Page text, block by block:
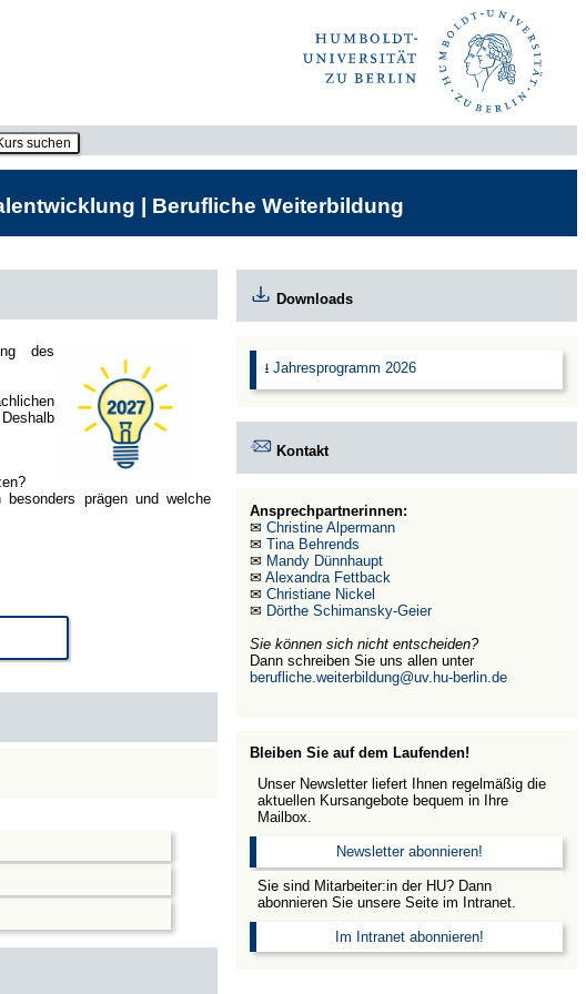
| Berufliche Weiterbildung
des
prägen und welche
Downloads
⭳ Jahresprogramm 2026
Kontakt
Ansprechpartnerinnen:
✉Christine Alpermann
✉Tina Behrends
✉ Mandy Dünnhaupt
✉Alexandra Fettback
✉Christiane Nickel
✉ Dörthe Schimansky-Geier
Sie können sich nicht entscheiden?
Dann schreiben Sie uns allen unter
berufliche.weiterbildung@uv.hu-berlin.de
Bleiben Sie auf dem Laufenden!
Unser Newsletter liefert Ihnen regelmäßig die
aktuellen Kursangebote bequem in Ihre
Mailbox.
Newsletter abonnieren!
Sie sind Mitarbeiter:in der HU? Dann
abonnieren Sie unsere Seite im Intranet.
Im Intranet abonnieren!